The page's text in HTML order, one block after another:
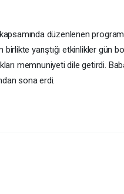
düzenlenen
birlikte yarıştığı etkinlikler gün
memnuniyeti dile getirdi.
sona erdi.